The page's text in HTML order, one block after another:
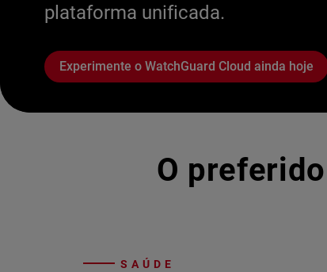
plataforma unificada.
Experimente o WatchGuard Cloud ainda hoje
O
SAÚDE